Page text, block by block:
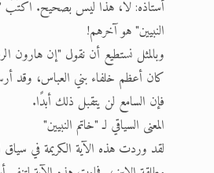
أستاذه: لا، هذا ليس بصحيح. اكتُبْ
النبيين" هو آخرهم!
وبالمثل نستطيع أن نقول "إن هارون
كان أعظم خلفاء بني العباس، وقد
فإن السامع لن يتقبل ذلك أبدًا.
المعنى السياقي لـ "خاتم النبيين"
لقد وردت هذه الآية الكريمة في